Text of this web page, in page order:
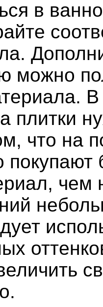
в
можно
плитки
что на
покупают
чем